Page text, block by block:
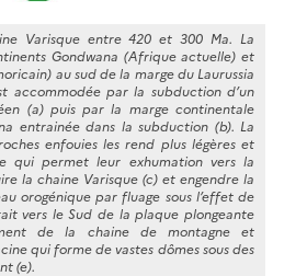
Varisque entre 420 et 300 Ma. La
Gondwana (Afrique actuelle) et
au sud de la marge du Laurussia
accommodée par la subduction d’un
(a) puis par la marge continentale
entrainée dans la subduction (b). La
enfouies les rend plus légères et
qui permet leur exhumation vers la
la chaine Varisque (c) et engendre la
orogénique par fluage sous l’effet de
vers le Sud de la plaque plongeante
de la chaine de montagne et
qui forme de vastes dômes sous des
(e).